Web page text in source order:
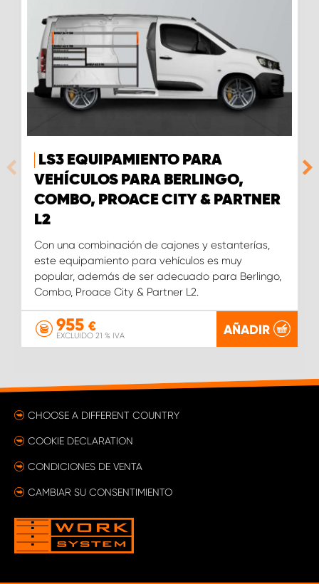
LS3 EQUIPAMIENTO PARA
VEHÍCULOS PARA BERLINGO,
COMBO, PROACE CITY & PARTNER
L2
Con una combinación de cajones y estanterías,
este equipamiento para vehículos es muy
popular, además de ser adecuado para Berlingo,
Combo, Proace City & Partner L2.
955 €
EXCLUIDO 21 % IVA AÑADIR
CHOOSE A DIFFERENT COUNTRY
COOKIE DECLARATION
CONDICIONES DE VENTA
CAMBIAR SU CONSENTIMIENTO